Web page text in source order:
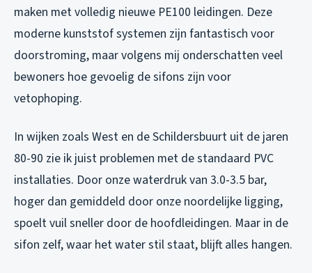
maken met volledig nieuwe PE100 leidingen. Deze
moderne kunststof systemen zijn fantastisch voor
doorstroming, maar volgens mij onderschatten veel
bewoners hoe gevoelig de sifons zijn voor
vetophoping.
In wijken zoals West en de Schildersbuurt uit de jaren
80-90 zie ik juist problemen met de standaard PVC
installaties. Door onze waterdruk van 3.0-3.5 bar,
hoger dan gemiddeld door onze noordelijke ligging,
spoelt vuil sneller door de hoofdleidingen. Maar in de
sifon zelf, waar het water stil staat, blijft alles hangen.